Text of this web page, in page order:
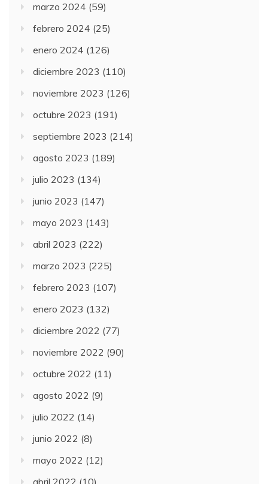
marzo 2024 (59)
febrero 2024 (25)
enero 2024 (126)
diciembre 2023 (110)
noviembre 2023 (126)
octubre 2023 (191)
septiembre 2023 (214)
agosto 2023 (189)
julio 2023 (134)
junio 2023 (147)
mayo 2023 (143)
abril 2023 (222)
marzo 2023 (225)
febrero 2023 (107)
enero 2023 (132)
diciembre 2022 (77)
noviembre 2022 (90)
octubre 2022 (11)
agosto 2022 (9)
julio 2022 (14)
junio 2022 (8)
mayo 2022 (12)